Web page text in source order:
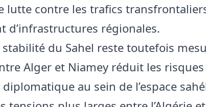
lutte contre les trafics
d’infrastructures régionales.
stabilité du Sahel reste toutefois
Alger et Niamey réduit les
au sein de l’espace